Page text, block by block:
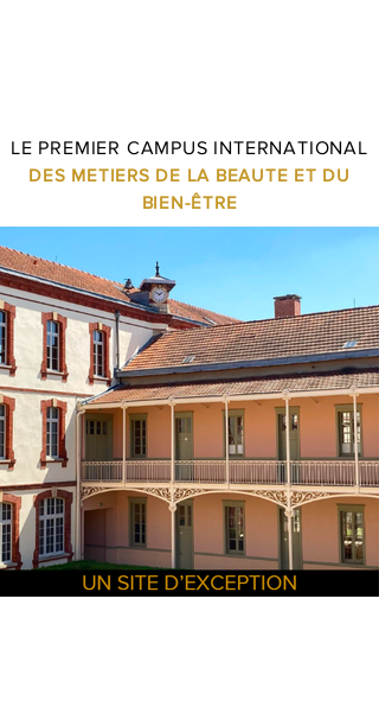
LE PREMIER CAMPUS INTERNATIONAL
DES METIERS DE LA BEAUTE ET DU
BIEN-ÊTRE